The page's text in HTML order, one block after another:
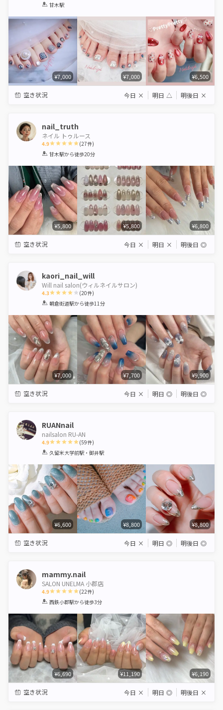
1 2 3
甘木駅
¥7,000 ¥7,000 ¥6,500
空き状況 今日 × 明日 △ 明後日 ×
nail_truth
ネイル トゥルース
4.9
1 2 3 4 5
(27件)
甘木駅から徒歩20分
¥5,800 ¥5,800 ¥6,800
空き状況 今日 × 明日 × 明後日 ◎
kaori_nail_will
Will nail salon(ウィルネイルサロン)
4.3
1 2 3 4 5
(20件)
朝倉街道駅から徒歩11分
¥7,000 ¥7,700 ¥9,900
空き状況 今日 × 明日 ◎ 明後日 ◎
RUANnail
nailsalon RU-AN
4.9
1 2 3 4 5
(59件)
久留米大学前駅・御井駅
¥6,600 ¥8,800 ¥8,800
空き状況 今日 × 明日 ◎ 明後日 ◎
mammy.nail
SALON UNELMA 小郡店
4.9
1 2 3 4 5
(22件)
西鉄小郡駅から徒歩3分
¥6,690 ¥11,190 ¥6,190
空き状況 今日 × 明日 ◎ 明後日 ×